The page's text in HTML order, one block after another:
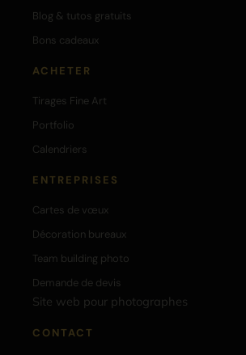
Blog & tutos gratuits
Bons cadeaux
ACHETER
Tirages Fine Art
Portfolio
Calendriers
ENTREPRISES
Cartes de vœux
Décoration bureaux
Team building photo
Demande de devis
Site web pour photographes
CONTACT